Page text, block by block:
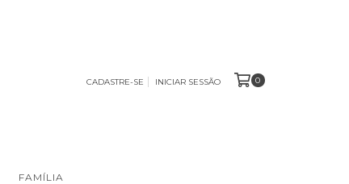
CADASTRE-SE INICIAR SESSÃO 0
FAMÍLIA